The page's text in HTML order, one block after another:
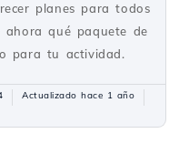
planes para todos
ahora qué paquete de
para tu actividad.
Actualizado hace 1 año